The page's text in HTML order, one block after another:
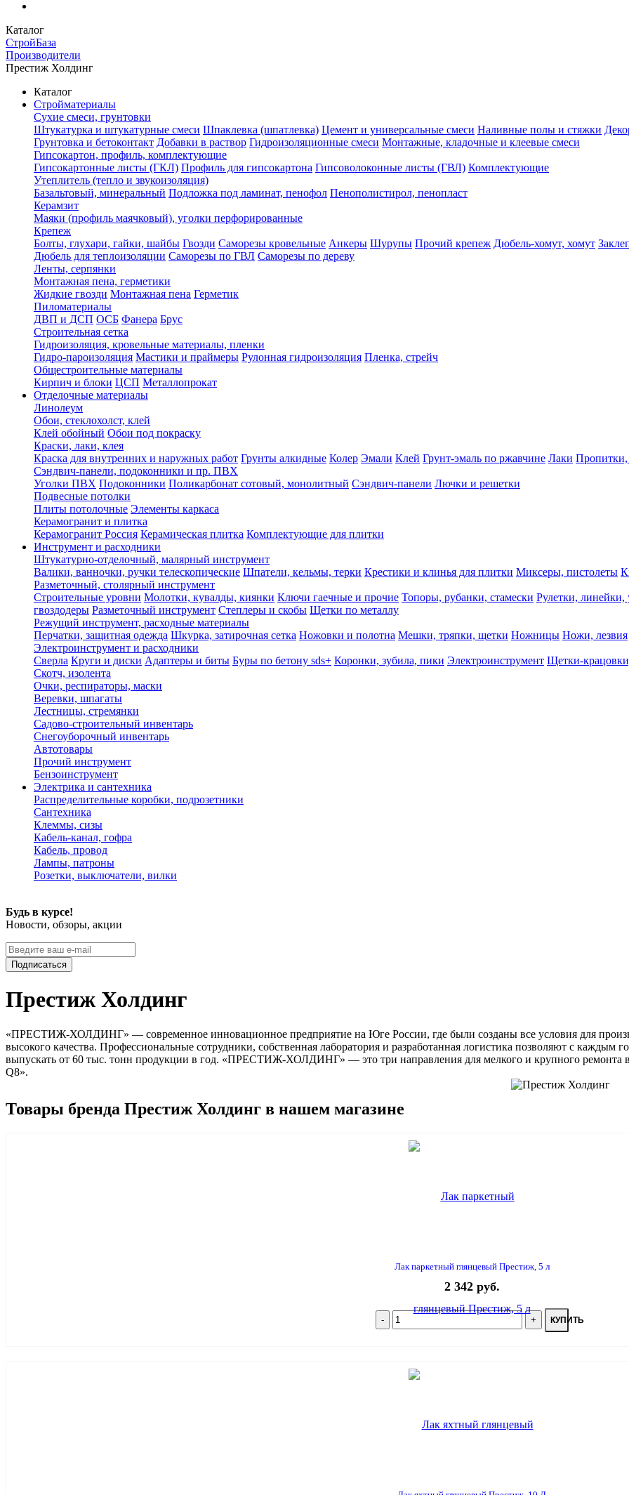
Каталог
СтройБаза
Производители
Престиж Холдинг
Каталог
Стройматериалы
Сухие смеси, грунтовки
Штукатурка и штукатурные смеси Шпаклевка (шпатлевка) Цемент и универсальные смеси Наливные полы и стяжки
Грунтовка и бетоконтакт Добавки в раствор Гидроизоляционные смеси Монтажные, кладочные и клеевые смеси
Гипсокартон, профиль, комплектующие
Гипсокартонные листы (ГКЛ) Профиль для гипсокартона Гипсоволоконные листы (ГВЛ) Комплектующие
Утеплитель (тепло и звукоизоляция)
Базальтовый, минеральный Подложка под ламинат, пенофол Пенополистирол, пенопласт
Керамзит
Маяки (профиль маячковый), уголки перфорированные
Крепеж
Болты, глухари, гайки, шайбы Гвозди Саморезы кровельные Анкеры Шурупы Прочий крепеж Дюбель-хомут, хомут
Дюбель для теплоизоляции Саморезы по ГВЛ Саморезы по дереву
Ленты, серпянки
Монтажная пена, герметики
Жидкие гвозди Монтажная пена Герметик
Пиломатериалы
ДВП и ДСП ОСБ Фанера Брус
Строительная сетка
Гидроизоляция, кровельные материалы, пленки
Гидро-пароизоляция Мастики и праймеры Рулонная гидроизоляция Пленка, стрейч
Общестроительные материалы
Кирпич и блоки ЦСП Металлопрокат
Отделочные материалы
Линолеум
Обои, стеклохолст, клей
Клей обойный Обои под покраску
Краски, лаки, клея
Краска для внутренних и наружных работ Грунты алкидные Колер Эмали Клей Грунт-эмаль по ржавчине Лаки Пропитки,
Сэндвич-панели, подоконники и пр. ПВХ
Уголки ПВХ Подоконники Поликарбонат сотовый, монолитный Сэндвич-панели Лючки и решетки
Подвесные потолки
Плиты потолочные Элементы каркаса
Керамогранит и плитка
Керамогранит Россия Керамическая плитка Комплектующие для плитки
Инструмент и расходники
Штукатурно-отделочный, малярный инструмент
Валики, ванночки, ручки телескопические Шпатели, кельмы, терки Крестики и клинья для плитки Миксеры, пистолеты
Разметочный, столярный инструмент
Строительные уровни Молотки, кувалды, киянки Ключи гаечные и прочие Топоры, рубанки, стамески Рулетки, линейки,
гвоздодеры Разметочный инструмент Степлеры и скобы Щетки по металлу
Режущий инструмент, расходные материалы
Перчатки, защитная одежда Шкурка, затирочная сетка Ножовки и полотна Мешки, тряпки, щетки Ножницы Ножи, лезвия
Электроинструмент и расходники
Сверла Круги и диски Адаптеры и биты Буры по бетону sds+ Коронки, зубила, пики Электроинструмент Щетки-
Скотч, изолента
Очки, респираторы, маски
Веревки, шпагаты
Лестницы, стремянки
Садово-строительный инвентарь
Снегоуборочный инвентарь
Автотовары
Прочий инструмент
Бензоинструмент
Электрика и сантехника
Распределительные коробки, подрозетники
Сантехника
Клеммы, сизы
Кабель-канал, гофра
Кабель, провод
Лампы, патроны
Розетки, выключатели, вилки
Будь в курсе!
Новости, обзоры, акции
Подписаться
Престиж Холдинг
«ПРЕСТИЖ-ХОЛДИНГ» — современное инновационное предприятие на Юге России, где были созданы все условия для
высокого качества. Профессиональные сотрудники, собственная лаборатория и разработанная логистика позволяют с каждым
выпускать от 60 тыс. тонн продукции в год. «ПРЕСТИЖ-ХОЛДИНГ» — это три направления для мелкого и крупного ремонта в
Q8».
Товары бренда Престиж Холдинг в нашем магазине
Лак паркетный глянцевый Престиж, 5 л
2 342 руб.
КУПИТЬ